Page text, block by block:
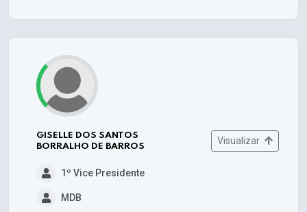
GISELLE DOS SANTOS
BORRALHO DE BARROS
Visualizar
1º Vice Presidente
MDB